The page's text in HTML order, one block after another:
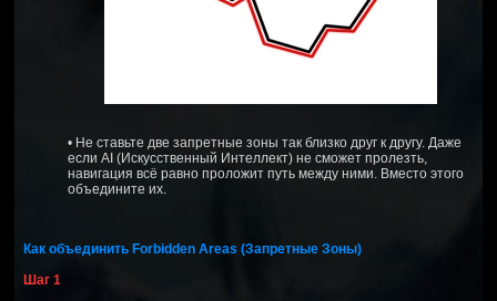
• Не ставьте две запретные зоны так близко друг к другу. Даже
если AI (Искусственный Интеллект) не сможет пролезть,
навигация всё равно проложит путь между ними. Вместо этого
объедините их.
Как объединить Forbidden Areas (Запретные Зоны)
Шаг 1